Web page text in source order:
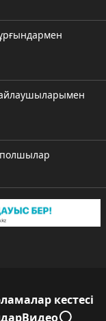
кестесі
Видео